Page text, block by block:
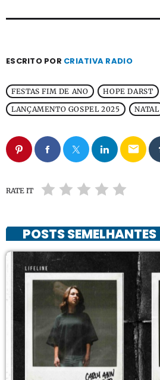
ESCRITO POR CRIATIVA RADIO
FESTAS FIM DE ANO
HOPE DARST
LANÇAMENTO GOSPEL 2025
NATAL
email
RATE IT
POSTS SEMELHANTES